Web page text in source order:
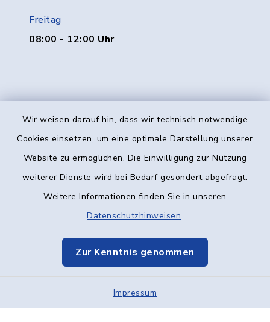
Wir weisen darauf hin, dass wir technisch notwendige
Cookies einsetzen, um eine optimale Darstellung unserer
Website zu ermöglichen. Die Einwilligung zur Nutzung
weiterer Dienste wird bei Bedarf gesondert abgefragt.
Weitere Informationen finden Sie in unseren
Datenschutzhinweisen.
Zur Kenntnis genommen
Impressum
Freitag
08:00 - 12:00 Uhr
Kontakt
Datenschutz
Elektronische Kommunikation
Sitemap